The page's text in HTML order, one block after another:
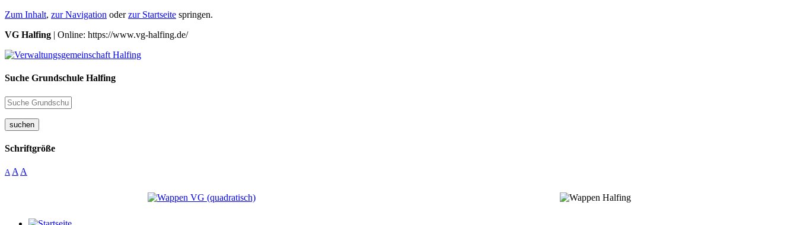
Zum Inhalt, zur Navigation oderzur Startseite springen.
VG Halfing | Online: https://www.vg-halfing.de/
Suche Grundschule Halfing
suchen
Schriftgröße
A A A